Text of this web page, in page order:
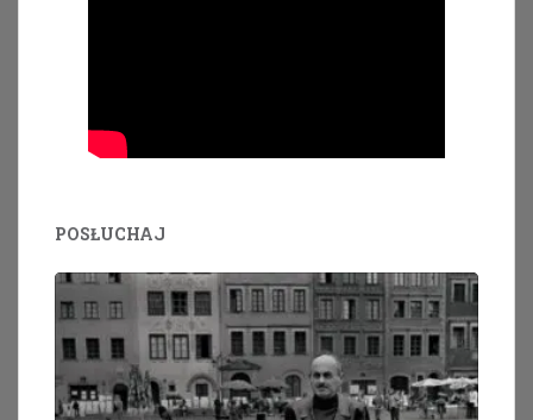
POSŁUCHAJ
Odtwarzacz
dźwiękowych